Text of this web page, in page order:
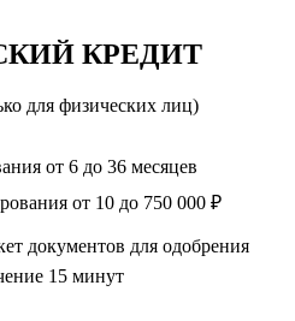
КРЕДИТ
для физических лиц)
от 6 до 36 месяцев
от 10 до 750 000 ₽
документов для одобрения
15 минут